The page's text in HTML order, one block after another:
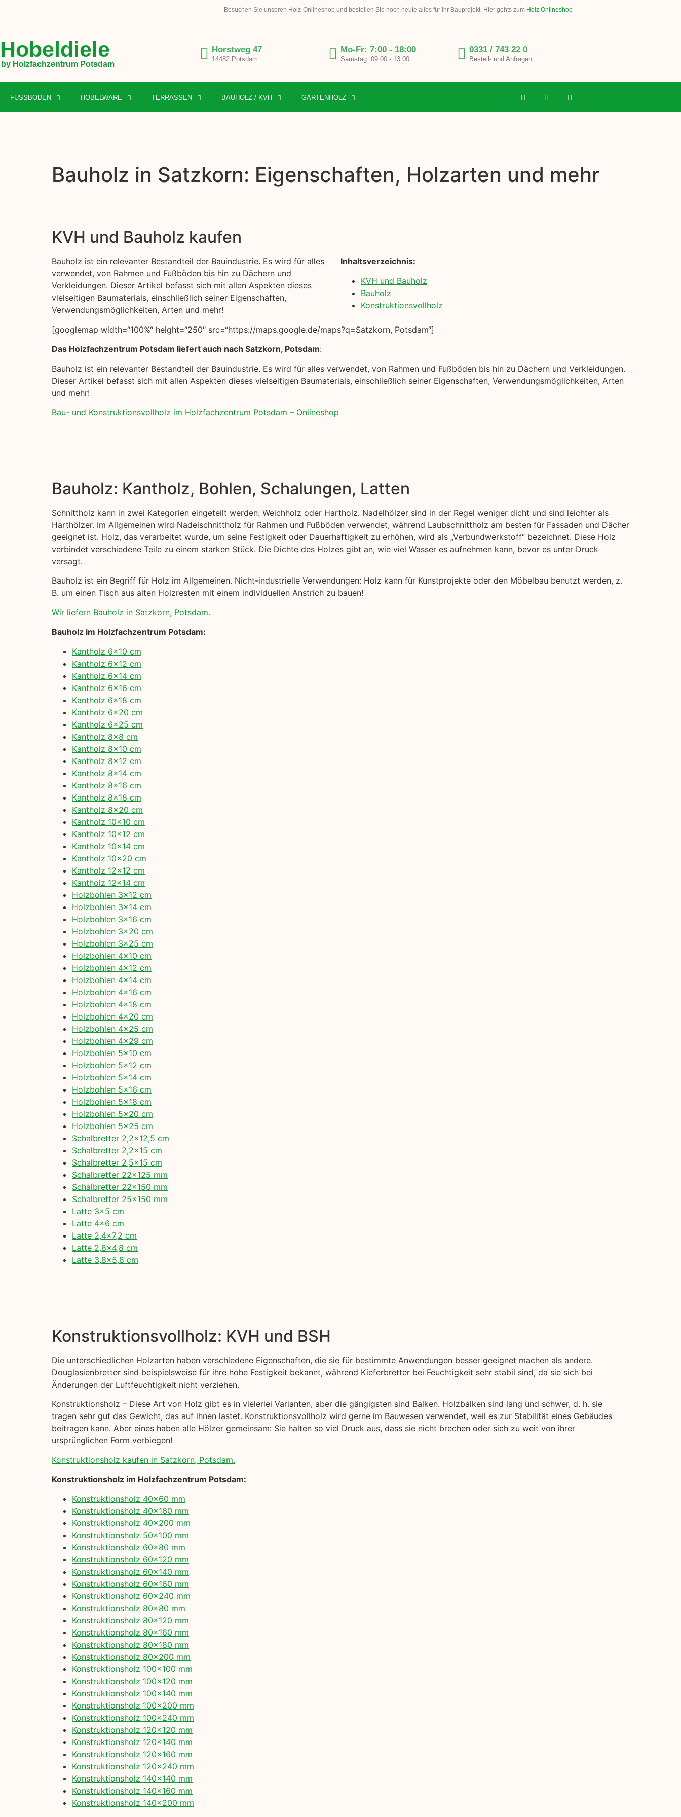
Besuchen Sie unseren Holz-Onlineshop und bestellen Sie noch heute alles für Ihr Bauprojekt. Hier gehts zum Holz Onlineshop
Hobeldiele
by Holzfachzentrum Potsdam
Horstweg 47
14482 Potsdam
Mo-Fr: 7:00 - 18:00
Samstag: 09:00 - 13:00
0331 / 743 22 0
Bestell- und Anfragen
FUSSBODEN HOBELWARE TERRASSEN BAUHOLZ / KVH GARTENHOLZ
Bauholz in Satzkorn: Eigenschaften, Holzarten und mehr
KVH und Bauholz kaufen
Bauholz ist ein relevanter Bestandteil der Bauindustrie. Es wird für alles
verwendet, von Rahmen und Fußböden bis hin zu Dächern und
Verkleidungen. Dieser Artikel befasst sich mit allen Aspekten dieses
vielseitigen Baumaterials, einschließlich seiner Eigenschaften,
Verwendungsmöglichkeiten, Arten und mehr!
Inhaltsverzeichnis:
KVH und Bauholz
Bauholz
Konstruktionsvollholz
[googlemap width=“100%“ height=“250″ src=“https://maps.google.de/maps?q=Satzkorn, Potsdam“]
Das Holzfachzentrum Potsdam liefert auch nach Satzkorn, Potsdam:
Bauholz ist ein relevanter Bestandteil der Bauindustrie. Es wird für alles verwendet, von Rahmen und Fußböden bis hin zu Dächern und Verkleidungen.
Dieser Artikel befasst sich mit allen Aspekten dieses vielseitigen Baumaterials, einschließlich seiner Eigenschaften, Verwendungsmöglichkeiten, Arten
und mehr!
Bau- und Konstruktionsvollholz im Holzfachzentrum Potsdam – Onlineshop
Bauholz: Kantholz, Bohlen, Schalungen, Latten
Schnittholz kann in zwei Kategorien eingeteilt werden: Weichholz oder Hartholz. Nadelhölzer sind in der Regel weniger dicht und sind leichter als
Harthölzer. Im Allgemeinen wird Nadelschnittholz für Rahmen und Fußböden verwendet, während Laubschnittholz am besten für Fassaden und Dächer
geeignet ist. Holz, das verarbeitet wurde, um seine Festigkeit oder Dauerhaftigkeit zu erhöhen, wird als „Verbundwerkstoff“ bezeichnet. Diese Holz
verbindet verschiedene Teile zu einem starken Stück. Die Dichte des Holzes gibt an, wie viel Wasser es aufnehmen kann, bevor es unter Druck
versagt.
Bauholz ist ein Begriff für Holz im Allgemeinen. Nicht-industrielle Verwendungen: Holz kann für Kunstprojekte oder den Möbelbau benutzt werden, z.
B. um einen Tisch aus alten Holzresten mit einem individuellen Anstrich zu bauen!
Wir liefern Bauholz in Satzkorn, Potsdam.
Bauholz im Holzfachzentrum Potsdam:
Kantholz 6×10 cm
Kantholz 6×12 cm
Kantholz 6×14 cm
Kantholz 6×16 cm
Kantholz 6×18 cm
Kantholz 6×20 cm
Kantholz 6×25 cm
Kantholz 8×8 cm
Kantholz 8×10 cm
Kantholz 8×12 cm
Kantholz 8×14 cm
Kantholz 8×16 cm
Kantholz 8×18 cm
Kantholz 8×20 cm
Kantholz 10×10 cm
Kantholz 10×12 cm
Kantholz 10×14 cm
Kantholz 10×20 cm
Kantholz 12×12 cm
Kantholz 12×14 cm
Holzbohlen 3×12 cm
Holzbohlen 3×14 cm
Holzbohlen 3×16 cm
Holzbohlen 3×20 cm
Holzbohlen 3×25 cm
Holzbohlen 4×10 cm
Holzbohlen 4×12 cm
Holzbohlen 4×14 cm
Holzbohlen 4×16 cm
Holzbohlen 4×18 cm
Holzbohlen 4×20 cm
Holzbohlen 4×25 cm
Holzbohlen 4×29 cm
Holzbohlen 5×10 cm
Holzbohlen 5×12 cm
Holzbohlen 5×14 cm
Holzbohlen 5×16 cm
Holzbohlen 5×18 cm
Holzbohlen 5×20 cm
Holzbohlen 5×25 cm
Schalbretter 2,2×12,5 cm
Schalbretter 2,2×15 cm
Schalbretter 2,5×15 cm
Schalbretter 22×125 mm
Schalbretter 22×150 mm
Schalbretter 25×150 mm
Latte 3×5 cm
Latte 4×6 cm
Latte 2,4×7,2 cm
Latte 2,8×4,8 cm
Latte 3,8×5,8 cm
Konstruktionsvollholz: KVH und BSH
Die unterschiedlichen Holzarten haben verschiedene Eigenschaften, die sie für bestimmte Anwendungen besser geeignet machen als andere.
Douglasienbretter sind beispielsweise für ihre hohe Festigkeit bekannt, während Kieferbretter bei Feuchtigkeit sehr stabil sind, da sie sich bei
Änderungen der Luftfeuchtigkeit nicht verziehen.
Konstruktionsholz – Diese Art von Holz gibt es in vielerlei Varianten, aber die gängigsten sind Balken. Holzbalken sind lang und schwer, d. h. sie
tragen sehr gut das Gewicht, das auf ihnen lastet. Konstruktionsvollholz wird gerne im Bauwesen verwendet, weil es zur Stabilität eines Gebäudes
beitragen kann. Aber eines haben alle Hölzer gemeinsam: Sie halten so viel Druck aus, dass sie nicht brechen oder sich zu weit von ihrer
ursprünglichen Form verbiegen!
Konstruktionsholz kaufen in Satzkorn, Potsdam.
Konstruktionsholz im Holzfachzentrum Potsdam:
Konstruktionsholz 40×60 mm
Konstruktionsholz 40×160 mm
Konstruktionsholz 40×200 mm
Konstruktionsholz 50×100 mm
Konstruktionsholz 60×80 mm
Konstruktionsholz 60×120 mm
Konstruktionsholz 60×140 mm
Konstruktionsholz 60×160 mm
Konstruktionsholz 60×240 mm
Konstruktionsholz 80×80 mm
Konstruktionsholz 80×120 mm
Konstruktionsholz 80×160 mm
Konstruktionsholz 80×180 mm
Konstruktionsholz 80×200 mm
Konstruktionsholz 100×100 mm
Konstruktionsholz 100×120 mm
Konstruktionsholz 100×140 mm
Konstruktionsholz 100×200 mm
Konstruktionsholz 100×240 mm
Konstruktionsholz 120×120 mm
Konstruktionsholz 120×140 mm
Konstruktionsholz 120×160 mm
Konstruktionsholz 120×240 mm
Konstruktionsholz 140×140 mm
Konstruktionsholz 140×160 mm
Konstruktionsholz 140×200 mm